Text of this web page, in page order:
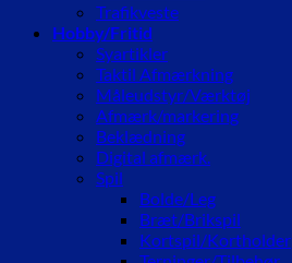
Trafikveste
Hobby/Fritid
Syartikler
Taktil Afmærkning
Måleudstyr/Værktøj
Afmærk/markering
Beklædning
Digital afmærk.
Spil
Bolde/Leg
Bræt/Brikspil
Kortspil/Kortholder